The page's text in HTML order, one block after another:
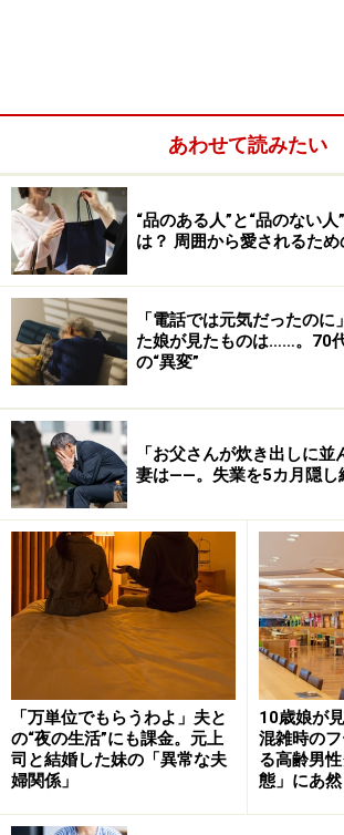
プ」の人に軽く見られてしまうのです。
人を茶化すタイプは、劣等感の強さゆ
よりも優れていることを実感して、自
る」ところがあります。よって、気弱
「恰好の的」にして、ナメた言動をとっ
「気弱さ」を克服するために
人からナメられやすい人は、自分の「
し、「真の優しさ（心の強さ）」を持
た方がいいでしょう。一番大切なのは
あわせて読みたい
“品のある人”と“品のない
は？ 周囲から愛されるため
「電話では元気だったの
た娘が見たものは……。70
の“異変”
「お父さんが炊き出しに
妻は――。失業を5カ月隠し
「万単位でもらうわよ」夫と
の“夜の生活”にも課金。元上
司と結婚した妹の「異常な夫
婦関係」
10歳娘が
混雑時の
る高齢男
態」にあ然